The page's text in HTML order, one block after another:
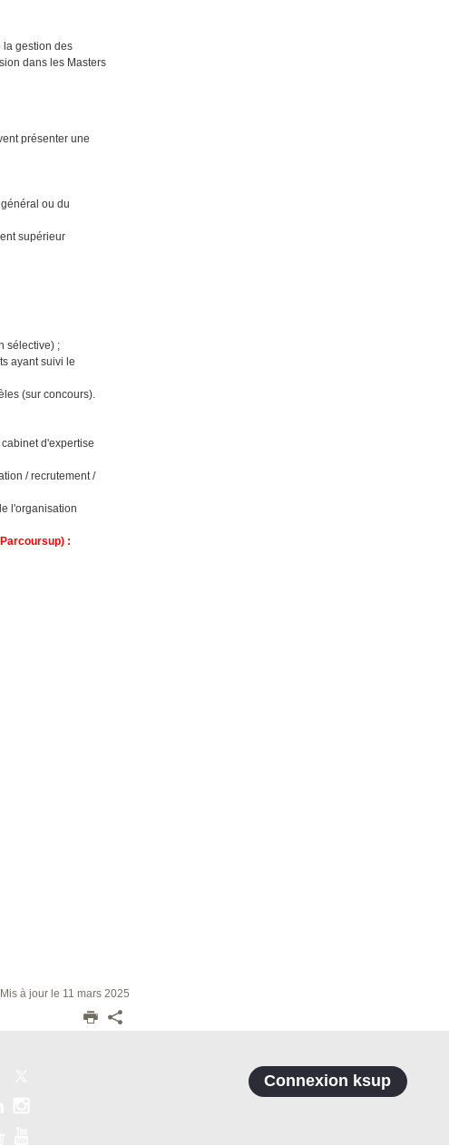
la gestion des
dans les Masters
présenter une
ou du
supérieur
sélective) ;
ayant suivi le
(sur concours).
d'expertise
/ recrutement /
l'organisation
:
Mis à jour le 11 mars 2025
Connexion ksup